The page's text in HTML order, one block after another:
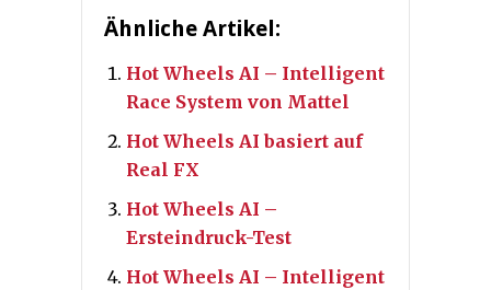
Ähnliche Artikel:
Hot Wheels AI – Intelligent
Race System von Mattel
Hot Wheels AI basiert auf
Real FX
Hot Wheels AI –
Ersteindruck-Test
Hot Wheels AI – Intelligent